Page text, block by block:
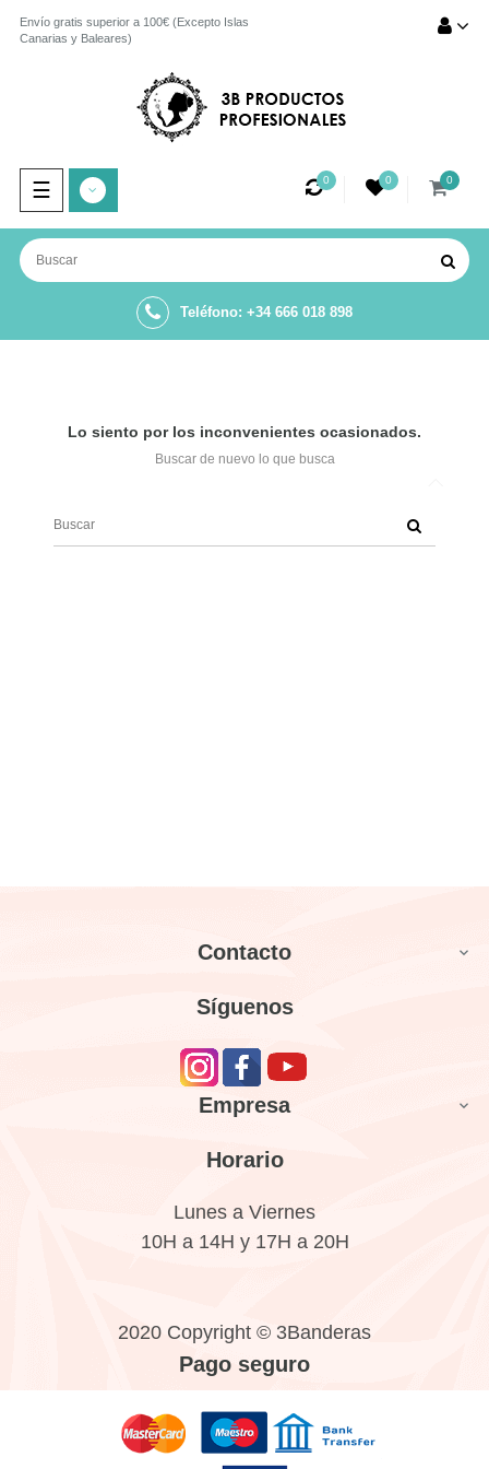
Envío gratis superior a 100€ (Excepto Islas
Canarias y Baleares)
Navegación
de
palanca
☰ 0 0 0
Teléfono: +34 666 018 898
Lo siento por los inconvenientes ocasionados.
Buscar de nuevo lo que busca
Contacto 
Síguenos
Empresa 
Horario
Lunes a Viernes
10H a 14H y 17H a 20H
2020 Copyright © 3Banderas
Pago seguro